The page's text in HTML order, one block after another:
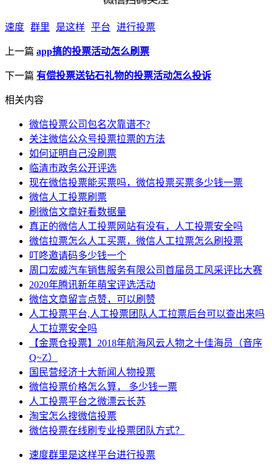
速度 群里 是这样 平台 进行投票
上一篇 app搞的投票活动怎么刷票
下一篇 有偿投票送钻石礼物的投票活动怎么投诉
相关内容
微信投票公司包名次靠谱不?
关注微信公众号投票拉票的方法
如何证明自己没刷票
临清市政务公开评选
现在微信投票能买票吗，微信投票买票多少钱一票
微信人工投票刷票
刷微信文章好看数据量
真正的微信人工投票网站有没有，人工投票安全吗
微信拉票怎么人工买票，微信人工拉票怎么刷投票
叮咚邀请码多少钱一个
周口宏威汽车销售服务有限公司首届员工风采评比大赛
2020年腾讯新年萌宝评选活动
微信文章留言点赞，可以刷赞
人工投票平台,人工投票团队人工拉票后台可以查出来吗
人工拉票安全吗
【金票仓投票】2018年航海风云人物之十佳海员（音序
Q~Z）
国民营经济十大新闻人物投票
微信投票价格怎么算， 多少钱一票
人工投票平台之微漂云长苏
淘宝怎么搜微信投票
微信投票在线刷专业投票团队方式？
速度群里是这样平台进行投票